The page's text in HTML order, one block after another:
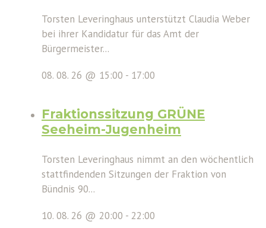
Torsten Leveringhaus unterstützt Claudia Weber
bei ihrer Kandidatur für das Amt der
Bürgermeister...
08. 08. 26 @ 15:00 - 17:00
Fraktionssitzung GRÜNE
Seeheim-Jugenheim
Torsten Leveringhaus nimmt an den wöchentlich
stattfindenden Sitzungen der Fraktion von
Bündnis 90...
10. 08. 26 @ 20:00 - 22:00